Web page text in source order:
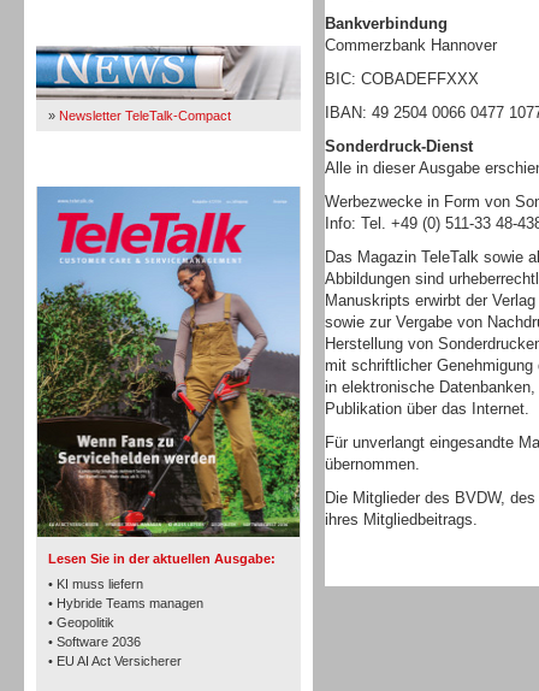
» Newsletter TeleTalk-Compact
Lesen Sie in der aktuellen Ausgabe:
• KI muss liefern
• Hybride Teams managen
• Geopolitik
• Software 2036
• EU AI Act Versicherer
TK- und ACD-Systeme
Workforce-Management
Bankverbindung
Commerzbank Hannover
BIC: COBADEFFXXX
IBAN: 49 2504 0066 0477
Sonderdruck-Dienst
Alle in dieser Ausgabe
Werbezwecke in Form von
Info: Tel. +49 (0) 511-33 48-
Das Magazin TeleTalk sowie
Abbildungen sind
Manuskripts erwirbt der
sowie zur Vergabe von
Herstellung von
mit schriftlicher
in elektronische
Publikation über das Internet.
Für unverlangt eingesandte
übernommen.
Die Mitglieder des BVDW,
ihres Mitgliedbeitrags.